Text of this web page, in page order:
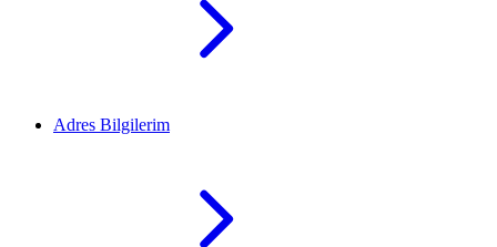
Adres Bilgilerim